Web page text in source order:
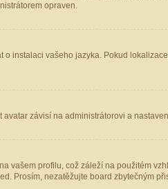
opraven.
vašeho jazyka. Pokud
závisí na administrátorovi a
vašem profilu, což záleží na použitém
Prosím, nezatěžujte board zbytečným